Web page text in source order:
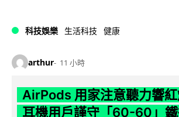
科技娛樂 生活科技 健康
arthur 11 小時
AirPods 用家注意聽力響
耳機用戶謹守「60-60」